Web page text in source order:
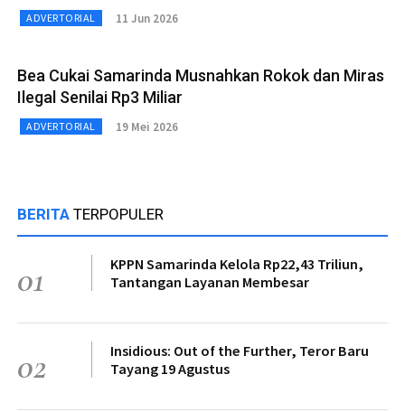
ADVERTORIAL 11 Jun 2026
Bea Cukai Samarinda Musnahkan Rokok dan Miras
Ilegal Senilai Rp3 Miliar
ADVERTORIAL 19 Mei 2026
BERITA TERPOPULER
01
KPPN Samarinda Kelola Rp22,43 Triliun,
Tantangan Layanan Membesar
02
Insidious: Out of the Further, Teror Baru
Tayang 19 Agustus